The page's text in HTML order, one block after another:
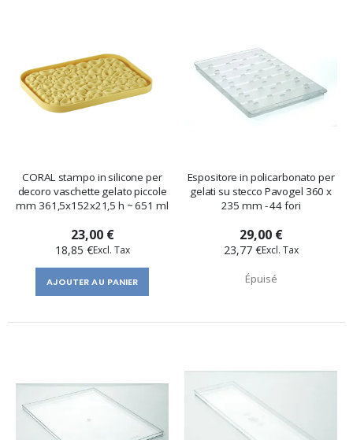
CORAL stampo in silicone per
decoro vaschette gelato piccole
mm 361,5x152x21,5 h ~ 651 ml
23,00 €
18,85 €
AJOUTER AU PANIER
Espositore in policarbonato per
gelati su stecco Pavogel 360 x
235 mm - 44 fori
29,00 €
23,77 €
Épuisé